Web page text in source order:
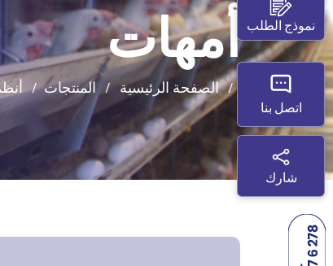
أمهات
الصفحة الرئيسية المنتجات
نموذج الطلب
اتصل بنا
شارك